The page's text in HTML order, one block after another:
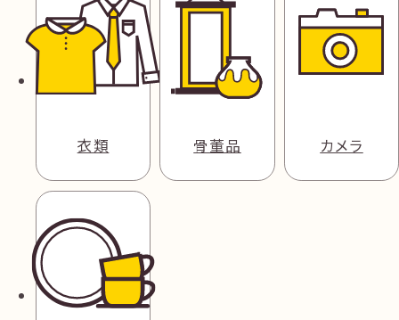
衣類 骨董品 カメラ